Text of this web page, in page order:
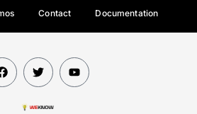
Contact Documentation